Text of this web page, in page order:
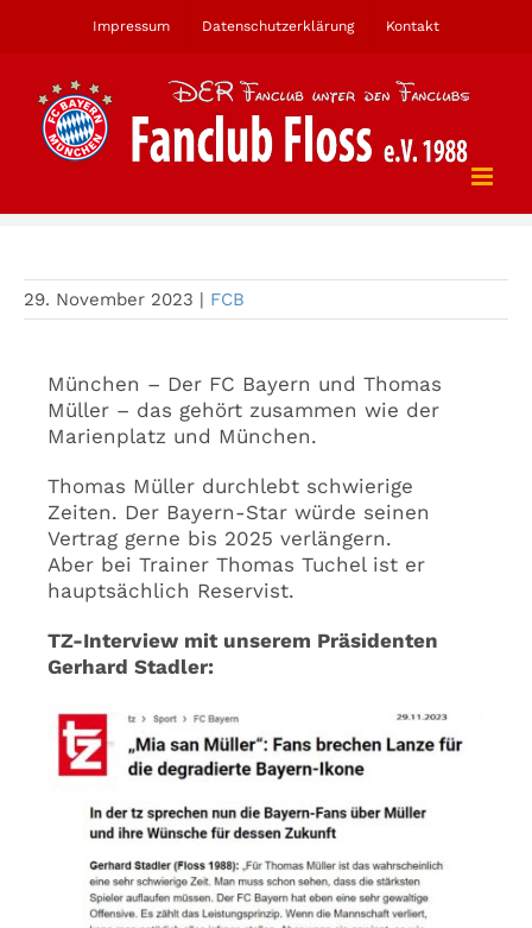
Impressum Datenschutzerklärung Kontakt
29. November 2023 | FCB
München – Der FC Bayern und Thomas
Müller – das gehört zusammen wie der
Marienplatz und München.
Thomas Müller durchlebt schwierige
Zeiten. Der Bayern-Star würde seinen
Vertrag gerne bis 2025 verlängern.
Aber bei Trainer Thomas Tuchel ist er
hauptsächlich Reservist.
TZ-Interview mit unserem Präsidenten
Gerhard Stadler: